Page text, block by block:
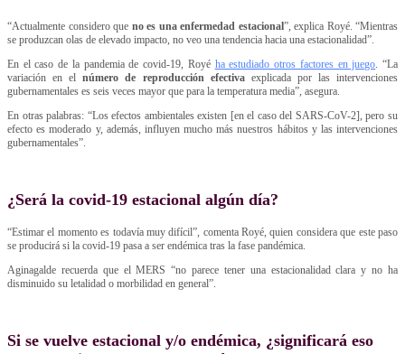
“Actualmente considero que no es una enfermedad estacional”, explica Royé. “Mientras
se produzcan olas de elevado impacto, no veo una tendencia hacia una estacionalidad”.
En el caso de la pandemia de covid-19, Royé ha estudiado otros factores en juego. “La
variación en elnúmero de reproducción efectivaexplicada por las intervenciones
gubernamentales es seis veces mayor que para la temperatura media”, asegura.
En otras palabras: “Los efectos ambientales existen [en el caso del SARS-CoV-2], pero su
efecto es moderado y, además, influyen mucho más nuestros hábitos y las intervenciones
gubernamentales”.
¿Será la covid-19 estacional algún día?
“Estimar el momento es todavía muy difícil”, comenta Royé, quien considera que este paso
se producirá si la covid-19 pasa a ser endémica tras la fase pandémica.
Aginagalde recuerda que el MERS “no parece tener una estacionalidad clara y no ha
disminuido su letalidad o morbilidad en general”.
Si se vuelve estacional y/o endémica, ¿significará eso